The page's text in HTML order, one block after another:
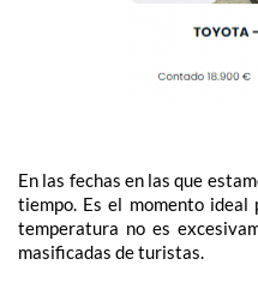
En las fechas en las que
tiempo. Es el momento
temperatura no es
masificadas de turistas.